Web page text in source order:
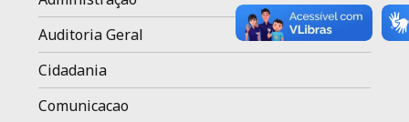
Auditoria Geral
Cidadania
Comunicacao